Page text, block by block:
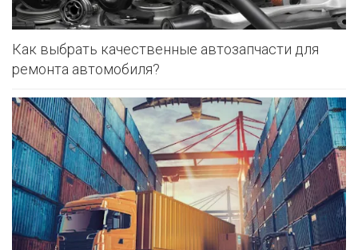
Как выбрать качественные автозапчасти для
ремонта автомобиля?